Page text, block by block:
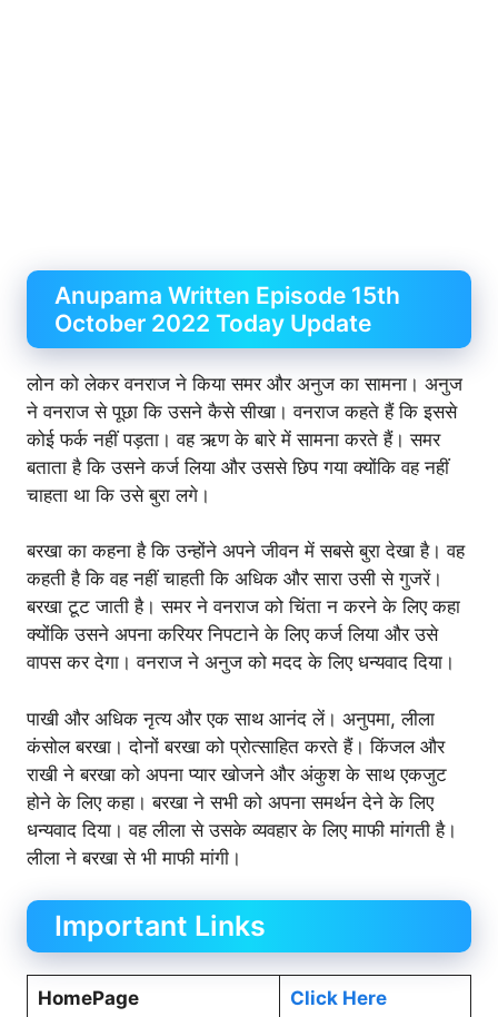
Anupama Written Episode 15th
October 2022 Today Update
लोन को लेकर वनराज ने किया समर और अनुज का सामना। अनुज
ने वनराज से पूछा कि उसने कैसे सीखा। वनराज कहते हैं कि इससे
कोई फर्क नहीं पड़ता। वह ऋण के बारे में सामना करते हैं। समर
बताता है कि उसने कर्ज लिया और उससे छिप गया क्योंकि वह नहीं
चाहता था कि उसे बुरा लगे।
बरखा का कहना है कि उन्होंने अपने जीवन में सबसे बुरा देखा है। वह
कहती है कि वह नहीं चाहती कि अधिक और सारा उसी से गुजरें।
बरखा टूट जाती है। समर ने वनराज को चिंता न करने के लिए कहा
क्योंकि उसने अपना करियर निपटाने के लिए कर्ज लिया और उसे
वापस कर देगा। वनराज ने अनुज को मदद के लिए धन्यवाद दिया।
पाखी और अधिक नृत्य और एक साथ आनंद लें। अनुपमा, लीला
कंसोल बरखा। दोनों बरखा को प्रोत्साहित करते हैं। किंजल और
राखी ने बरखा को अपना प्यार खोजने और अंकुश के साथ एकजुट
होने के लिए कहा। बरखा ने सभी को अपना समर्थन देने के लिए
धन्यवाद दिया। वह लीला से उसके व्यवहार के लिए माफी मांगती है।
लीला ने बरखा से भी माफी मांगी।
Important Links
HomePage Click Here